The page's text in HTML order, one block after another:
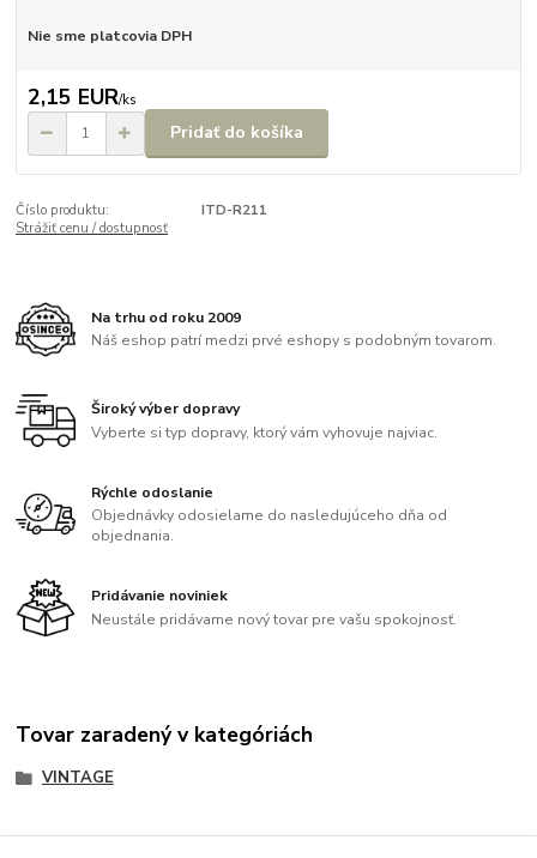
Nie sme platcovia DPH
2,15 EUR/ks
Pridať do košíka
Číslo produktu:
ITD-R211
Strážiť cenu / dostupnosť
Na trhu od roku 2009
Náš eshop patrí medzi prvé eshopy s podobným tovarom.
Široký výber dopravy
Vyberte si typ dopravy, ktorý vám vyhovuje najviac.
Rýchle odoslanie
Objednávky odosielame do nasledujúceho dňa od
objednania.
Pridávanie noviniek
Neustále pridávame nový tovar pre vašu spokojnosť.
Tovar zaradený v kategóriách
VINTAGE